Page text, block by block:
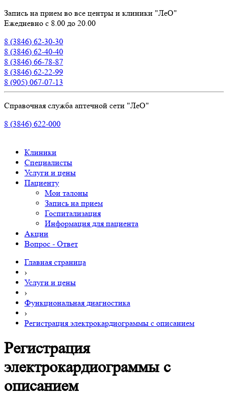
Запись на прием во все центры и клиники "ЛеО"
Ежедневно с 8.00 до 20.00
8 (3846) 62-30-30
8 (3846) 62-40-40
8 (3846) 66-78-87
8 (3846) 62-22-99
8 (905) 067-07-13
Справочная служба аптечной сети "ЛеО"
8 (3846) 622-000
Клиники
Специалисты
Услуги и цены
Пациенту
Мои талоны
Запись на прием
Госпитализация
Информация для пациента
Акции
Вопрос - Ответ
Главная страница
›
Услуги и цены
›
Функциональная диагностика
›
Регистрация электрокардиограммы с описанием
Регистрация
электрокардиограммы с
описанием